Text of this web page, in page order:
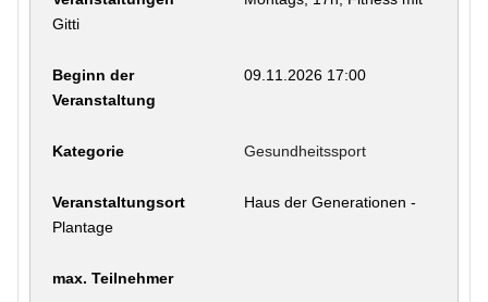
Gitti
09.11.2026 17:00
Gesundheitssport
Haus der Generationen -
Plantage